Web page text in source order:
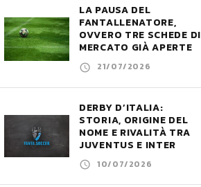
LA PAUSA DEL
FANTALLENATORE,
OVVERO TRE SCHEDE DI
MERCATO GIÀ APERTE
21/07/2026
DERBY D’ITALIA:
STORIA, ORIGINE DEL
NOME E RIVALITÀ TRA
JUVENTUS E INTER
10/07/2026